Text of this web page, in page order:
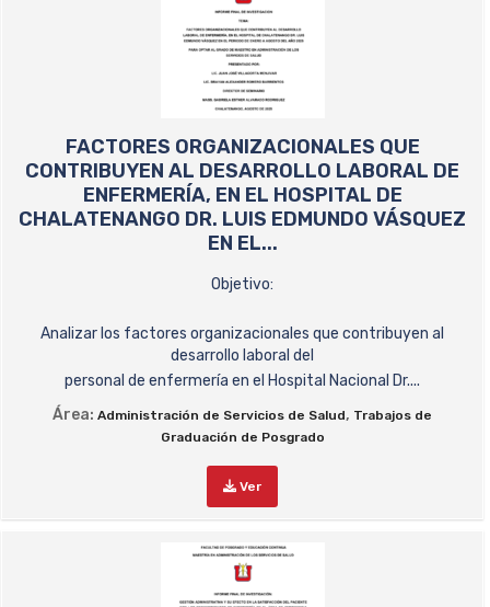
FACTORES ORGANIZACIONALES QUE
CONTRIBUYEN AL DESARROLLO LABORAL DE
ENFERMERÍA, EN EL HOSPITAL DE
CHALATENANGO DR. LUIS EDMUNDO VÁSQUEZ
EN EL...
Objetivo:
Analizar los factores organizacionales que contribuyen al
desarrollo laboral del
personal de enfermería en el Hospital Nacional Dr....
Área: Administración de Servicios de Salud, Trabajos de
Graduación de Posgrado
Ver